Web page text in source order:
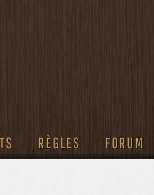
RÈGLES FORUM